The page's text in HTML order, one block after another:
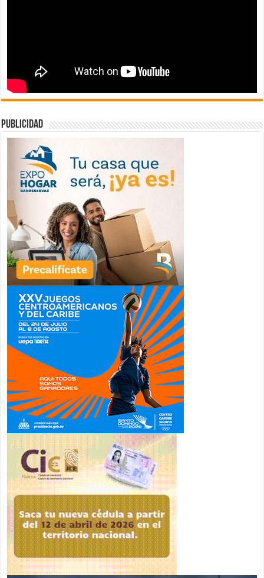
publicidad